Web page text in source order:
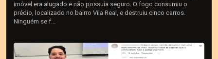
imóvel era alugado e não possuía seguro. O fogo consumiu o
prédio, localizado no bairro Vila Real, e destruiu cinco carros.
Ninguém se f...